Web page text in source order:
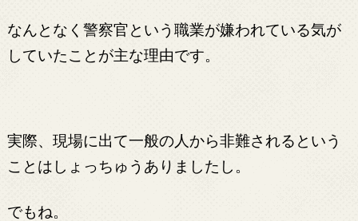
なんとなく警察官という職業が嫌われている気が
していたことが主な理由です。
実際、現場に出て一般の人から非難されるという
ことはしょっちゅうありましたし。
でもね。